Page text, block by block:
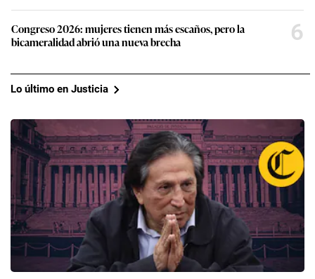
Congreso 2026: mujeres tienen más escaños, pero la
bicameralidad abrió una nueva brecha
6
Lo último en Justicia